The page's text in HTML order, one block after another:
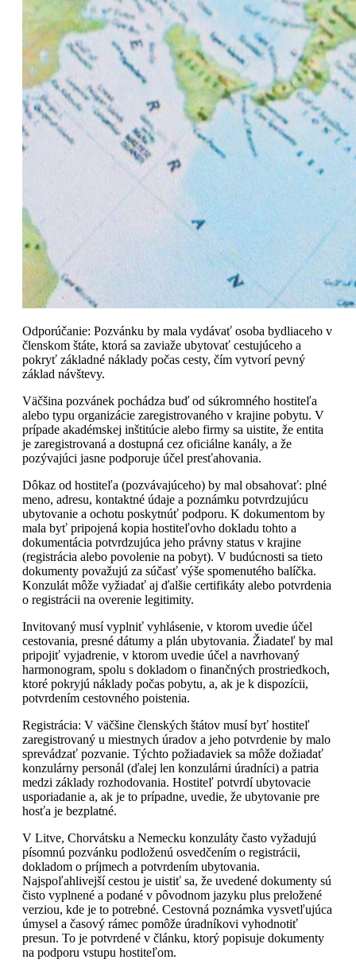
Odporúčanie: Pozvánku by mala vydávať osoba bydliaceho v
členskom štáte, ktorá sa zaviaže ubytovať cestujúceho a
pokryť základné náklady počas cesty, čím vytvorí pevný
základ návštevy.
Väčšina pozvánek pochádza buď od súkromného hostiteľa
alebo typu organizácie zaregistrovaného v krajine pobytu. V
prípade akadémskej inštitúcie alebo firmy sa uistite, že entita
je zaregistrovaná a dostupná cez oficiálne kanály, a že
pozývajúci jasne podporuje účel presťahovania.
Dôkaz od hostiteľa (pozvávajúceho) by mal obsahovať: plné
meno, adresu, kontaktné údaje a poznámku potvrdzujúcu
ubytovanie a ochotu poskytnúť podporu. K dokumentom by
mala byť pripojená kopia hostiteľovho dokladu tohto a
dokumentácia potvrdzujúca jeho právny status v krajine
(registrácia alebo povolenie na pobyt). V budúcnosti sa tieto
dokumenty považujú za súčasť výše spomenutého balíčka.
Konzulát môže vyžiadať aj ďalšie certifikáty alebo potvrdenia
o registrácii na overenie legitimity.
Invitovaný musí vyplniť vyhlásenie, v ktorom uvedie účel
cestovania, presné dátumy a plán ubytovania. Žiadateľ by mal
pripojiť vyjadrenie, v ktorom uvedie účel a navrhovaný
harmonogram, spolu s dokladom o finančných prostriedkoch,
ktoré pokryjú náklady počas pobytu, a, ak je k dispozícii,
potvrdením cestovného poistenia.
Registrácia: V väčšine členských štátov musí byť hostiteľ
zaregistrovaný u miestnych úradov a jeho potvrdenie by malo
sprevádzať pozvanie. Týchto požiadaviek sa môže dožiadať
konzulárny personál (ďalej len konzulárni úradníci) a patria
medzi základy rozhodovania. Hostiteľ potvrdí ubytovacie
usporiadanie a, ak je to prípadne, uvedie, že ubytovanie pre
hosťa je bezplatné.
V Litve, Chorvátsku a Nemecku konzuláty často vyžadujú
písomnú pozvánku podloženú osvedčením o registrácii,
dokladom o príjmech a potvrdením ubytovania.
Najspoľahlivejší cestou je uistiť sa, že uvedené dokumenty sú
čisto vyplnené a podané v pôvodnom jazyku plus preložené
verziou, kde je to potrebné. Cestovná poznámka vysvetľujúca
úmysel a časový rámec pomôže úradníkovi vyhodnotiť
presun. To je potvrdené v článku, ktorý popisuje dokumenty
na podporu vstupu hostiteľom.